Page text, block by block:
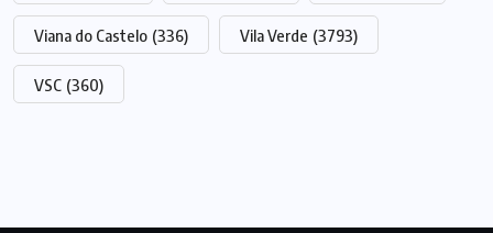
Viana do Castelo (336) Vila Verde (3793)
VSC (360)